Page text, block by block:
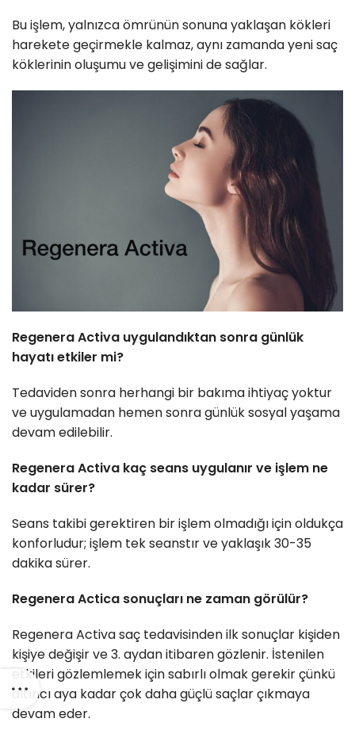
Bu işlem, yalnızca ömrünün sonuna yaklaşan kökleri
harekete geçirmekle kalmaz, aynı zamanda yeni saç
köklerinin oluşumu ve gelişimini de sağlar.
Regenera Activa uygulandıktan sonra günlük
hayatı etkiler mi?
Tedaviden sonra herhangi bir bakıma ihtiyaç yoktur
ve uygulamadan hemen sonra günlük sosyal yaşama
devam edilebilir.
Regenera Activa kaç seans uygulanır ve işlem ne
kadar sürer?
Seans takibi gerektiren bir işlem olmadığı için oldukça
konforludur; işlem tek seanstır ve yaklaşık 30-35
dakika sürer.
Regenera Actica sonuçları ne zaman görülür?
Regenera Activa saç tedavisinden ilk sonuçlar kişiden
kişiye değişir ve 3. aydan itibaren gözlenir. İstenilen
etkileri gözlemlemek için sabırlı olmak gerekir çünkü
altıncı aya kadar çok daha güçlü saçlar çıkmaya
devam eder.